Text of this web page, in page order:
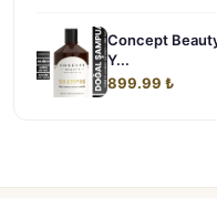
Concept
Y...
899.99 ₺